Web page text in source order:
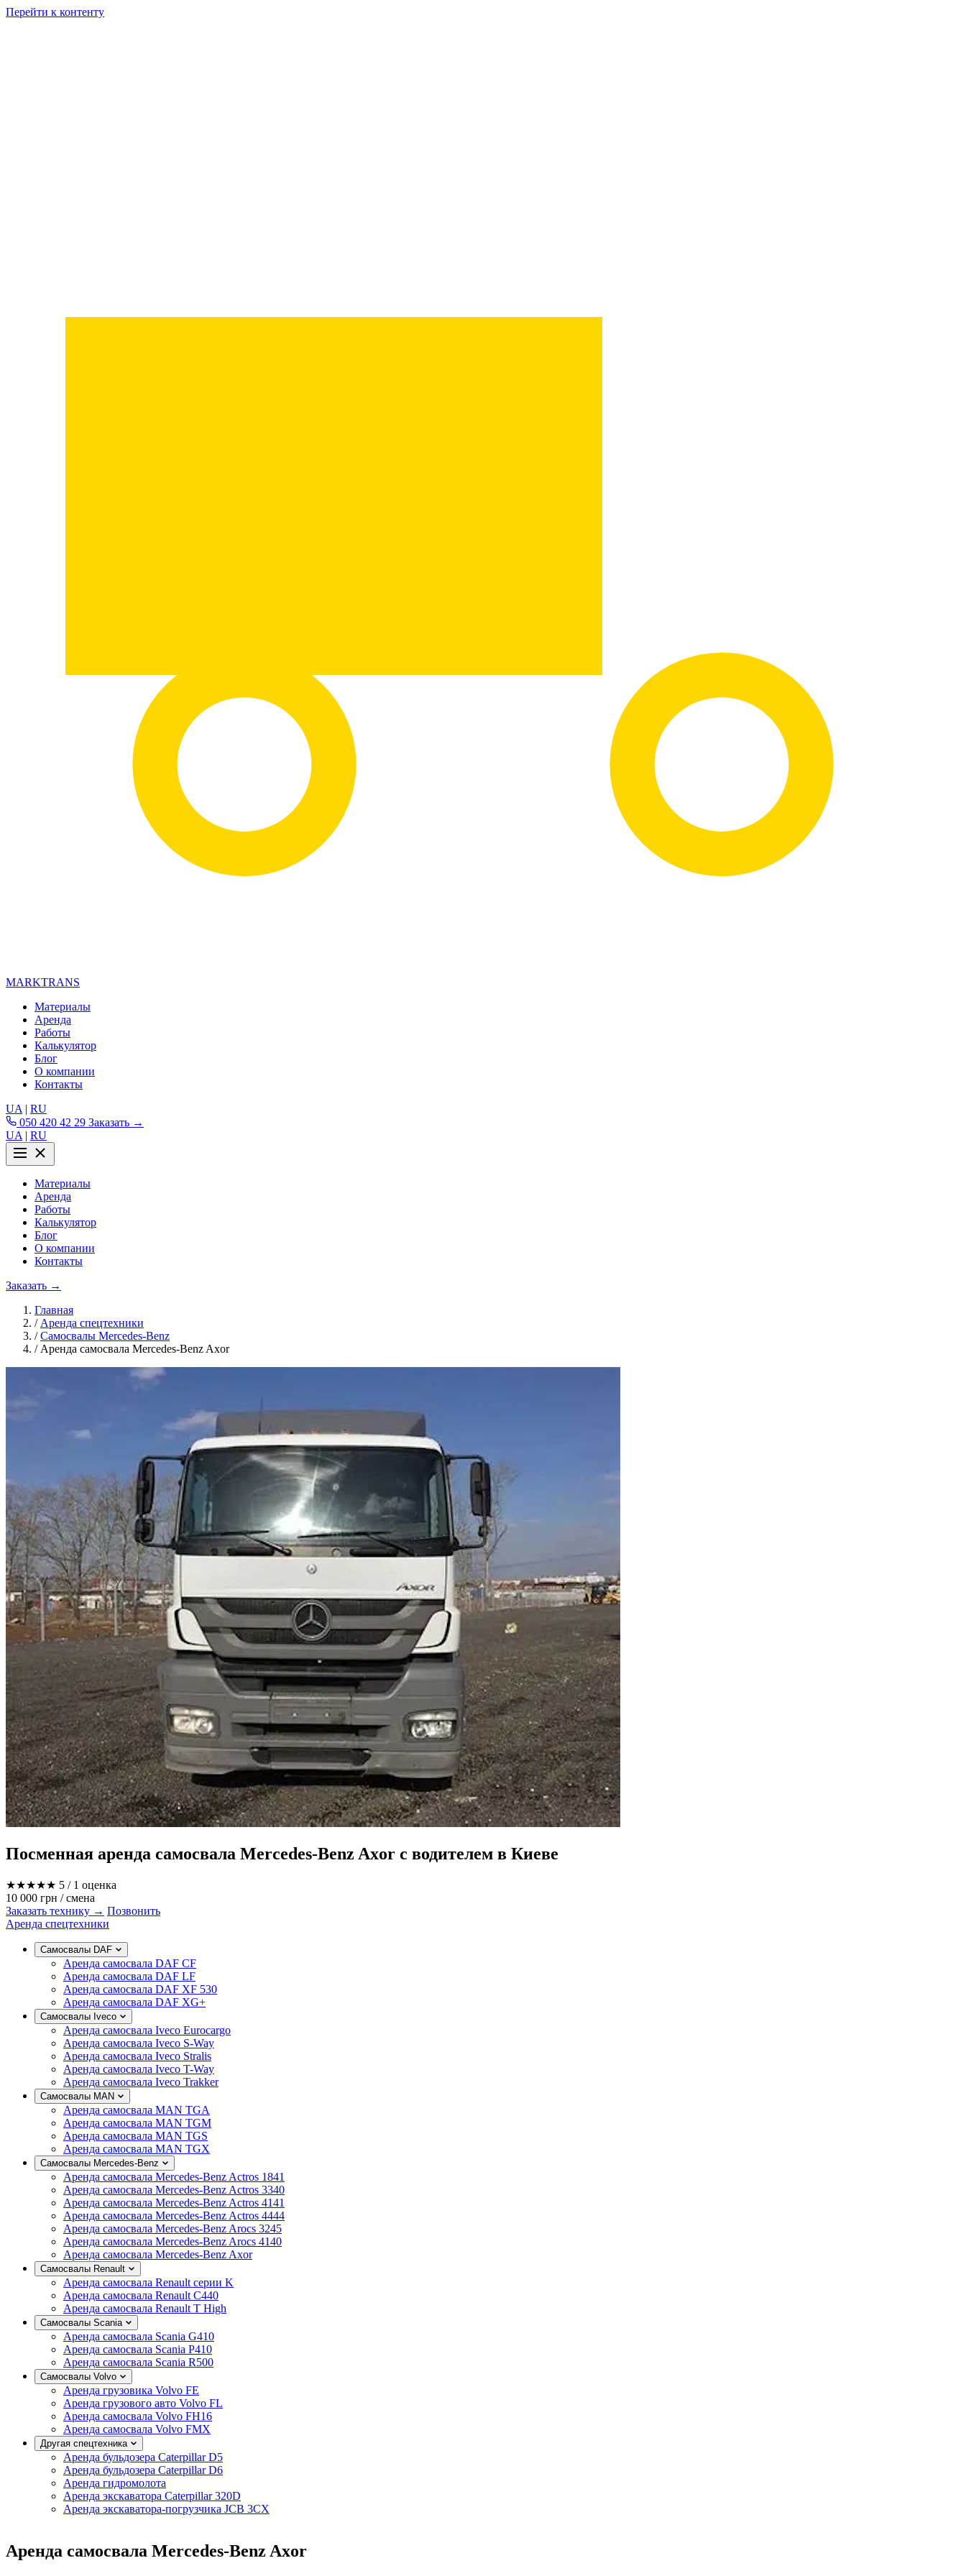
Перейти к контенту
MARKTRANS
Материалы
Аренда
Работы
Калькулятор
Блог
О компании
Контакты
UA | RU
050 420 42 29 Заказать →
UA | RU
Материалы
Аренда
Работы
Калькулятор
Блог
О компании
Контакты
Заказать →
Главная
/ Аренда спецтехники
/ Самосвалы Mercedes-Benz
/ Аренда самосвала Mercedes-Benz Axor
Посменная аренда самосвала Mercedes-Benz Axor с водителем в Киеве
★★★★★ 5 / 1 оценка
10 000 грн / смена
Заказать технику → Позвонить
Аренда спецтехники
Самосвалы DAF
Аренда самосвала DAF CF
Аренда самосвала DAF LF
Аренда самосвала DAF XF 530
Аренда самосвала DAF XG+
Самосвалы Iveco
Аренда самосвала Iveco Eurocargo
Аренда самосвала Iveco S-Way
Аренда самосвала Iveco Stralis
Аренда самосвала Iveco T-Way
Аренда самосвала Iveco Trakker
Самосвалы MAN
Аренда самосвала MAN TGA
Аренда самосвала MAN TGM
Аренда самосвала MAN TGS
Аренда самосвала MAN TGX
Самосвалы Mercedes-Benz
Аренда самосвала Mercedes-Benz Actros 1841
Аренда самосвала Mercedes-Benz Actros 3340
Аренда самосвала Mercedes-Benz Actros 4141
Аренда самосвала Mercedes-Benz Actros 4444
Аренда самосвала Mercedes-Benz Arocs 3245
Аренда самосвала Mercedes-Benz Arocs 4140
Аренда самосвала Mercedes-Benz Axor
Самосвалы Renault
Аренда самосвала Renault серии K
Аренда самосвала Renault C440
Аренда самосвала Renault T High
Самосвалы Scania
Аренда самосвала Scania G410
Аренда самосвала Scania P410
Аренда самосвала Scania R500
Самосвалы Volvo
Аренда грузовика Volvo FE
Аренда грузового авто Volvo FL
Аренда самосвала Volvo FH16
Аренда самосвала Volvo FMX
Другая спецтехника
Аренда бульдозера Caterpillar D5
Аренда бульдозера Caterpillar D6
Аренда гидромолота
Аренда экскаватора Caterpillar 320D
Аренда экскаватора-погрузчика JCB 3CX
Аренда самосвала Mercedes-Benz Axor